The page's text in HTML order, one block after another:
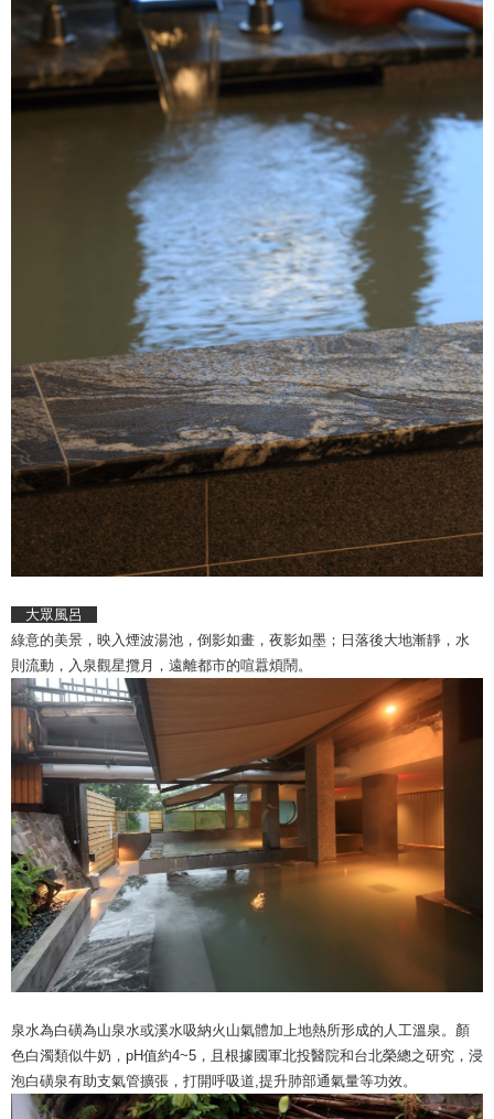
大眾風呂
綠意的美景，映入煙波湯池，倒影如畫，夜影如墨；日落後大地漸靜，水
則流動，入泉觀星攬月，遠離都市的喧囂煩鬧。
泉水為白磺為山泉水或溪水吸納火山氣體加上地熱所形成的人工溫泉。顏
色白濁類似牛奶，pH值約4~5，且根據國軍北投醫院和台北榮總之研究，浸
泡白磺泉有助支氣管擴張，打開呼吸道,提升肺部通氣量等功效。